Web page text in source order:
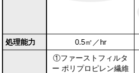
処理能力 0.5㎡／hr
①ファーストフィルタ
ー ポリプロピレン繊維